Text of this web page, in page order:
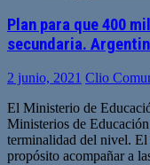
Plan para que 400
secundaria.
2 junio, 2021 Clio
El Ministerio de
Ministerios de
terminalidad del nivel. El
propósito acompañar a